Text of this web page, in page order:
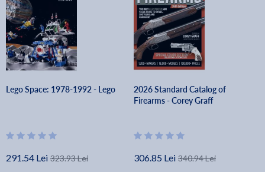
Lego Space: 1978-1992 - Lego
291.54 Lei 323.93 Lei
2026 Standard Catalog of
Firearms - Corey Graff
306.85 Lei 340.94 Lei